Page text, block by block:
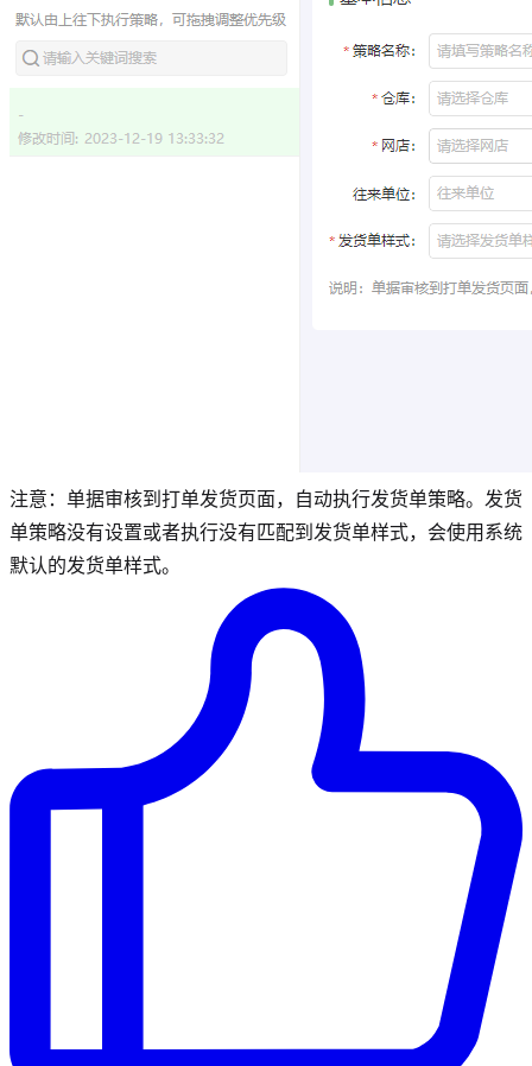
注意：单据审核到打单发货页面，自动执行发货单策略。发货
单策略没有设置或者执行没有匹配到发货单样式，会使用系统
默认的发货单样式。